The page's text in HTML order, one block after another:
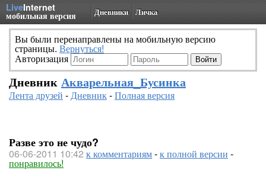
LiveInternet
мобильная версия Дневники Личка
Вы были перенаправлены на мобильную версию
страницы. Вернуться!
Авторизация
Дневник Акварельная_Бусинка
Лента друзей -Дневник-Полная версия
Разве это не чудо?
06-06-2011 10:42 к комментариям-к полной версии -
понравилось!